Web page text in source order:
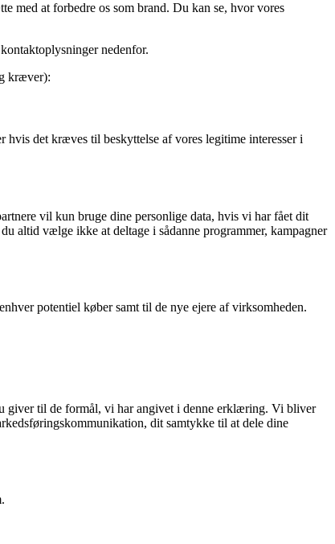
med at forbedre os som brand. Du kan se, hvor vores
nedenfor.
kræver):
det kræves til beskyttelse af vores legitime interesser i
vil kun bruge dine personlige data, hvis vi har fået dit
altid vælge ikke at deltage i sådanne programmer, kampagner
potentiel køber samt til de nye ejere af virksomheden.
giver til de formål, vi har angivet i denne erklæring. Vi bliver
dit samtykke til at dele dine